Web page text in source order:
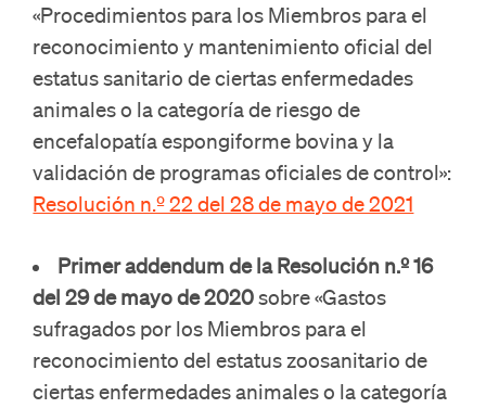
«Procedimientos para los Miembros para el
reconocimiento y mantenimiento oficial del
estatus sanitario de ciertas enfermedades
animales o la categoría de riesgo de
encefalopatía espongiforme bovina y la
validación de programas oficiales de control»:
Resolución n.º 22 del 28 de mayo de 2021
Primer addendum de la Resolución n.º 16
del 29 de mayo de 2020sobre «Gastos
sufragados por los Miembros para el
reconocimiento del estatus zoosanitario de
ciertas enfermedades animales o la categoría